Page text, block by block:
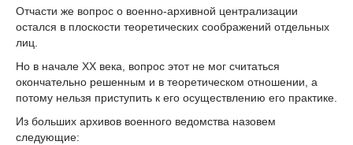
Отчасти же вопрос о военно-архивной централизации
остался в плоскости теоретических соображений отдельных
лиц.
Но в начале XX века, вопрос этот не мог считаться
окончательно решенным и в теоретическом отношении, а
потому нельзя приступить к его осуществлению его практике.
Из больших архивов военного ведомства назовем
следующие: